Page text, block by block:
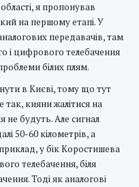
я пропонував
на першому етапі. У
передавачів, там
і цифрового телебачення
білих плям.
в Києві, тому що тут
кияни жалітися на
не будуть. Але сигнал
50-60 кілометрів, а
у бік Коростишева
телебачення, біля
Тоді як аналогові